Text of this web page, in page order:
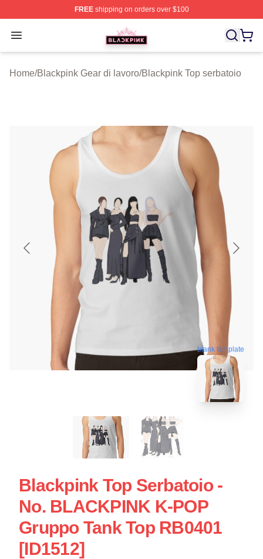
FREEshipping on orders over $100
Open menu
BLACKPINK Shop - Official BLACKPINK Merchandise
Home/Blackpink Gear di lavoro/Blackpink Top serbatoio
blank template
Blackpink Top Serbatoio -
No. BLACKPINK K-POP
Gruppo Tank Top RB0401
[ID1512]